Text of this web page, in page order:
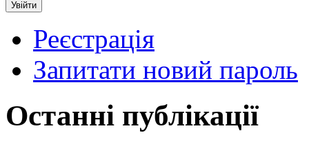
Реєстрація
Запитати новий пароль
Останні публікації